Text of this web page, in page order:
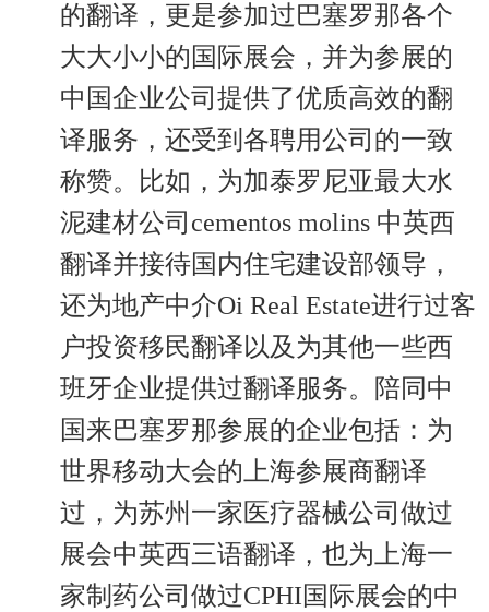
的翻译，更是参加过巴塞罗那各个
大大小小的国际展会，并为参展的
中国企业公司提供了优质高效的翻
译服务，还受到各聘用公司的一致
称赞。比如，为加泰罗尼亚最大水
泥建材公司cementos molins 中英西
翻译并接待国内住宅建设部领导，
还为地产中介Oi Real Estate进行过客
户投资移民翻译以及为其他一些西
班牙企业提供过翻译服务。陪同中
国来巴塞罗那参展的企业包括：为
世界移动大会的上海参展商翻译
过，为苏州一家医疗器械公司做过
展会中英西三语翻译，也为上海一
家制药公司做过CPHI国际展会的中